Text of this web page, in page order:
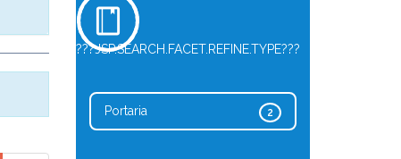
???JSP.SEARCH.FACET.REFINE.TYPE???
2
Portaria